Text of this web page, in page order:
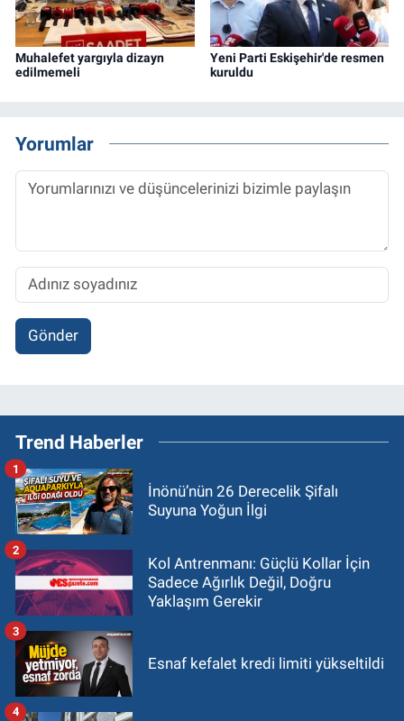
Muhalefet yargıyla dizayn
edilmemeli
Yeni Parti Eskişehir'de resmen
kuruldu
Yorumlar
Gönder
Trend Haberler
İnönü’nün 26 Derecelik Şifalı
Suyuna Yoğun İlgi
1
Kol Antrenmanı: Güçlü Kollar İçin
Sadece Ağırlık Değil, Doğru
Yaklaşım Gerekir
2
Esnaf kefalet kredi limiti yükseltildi
3
4